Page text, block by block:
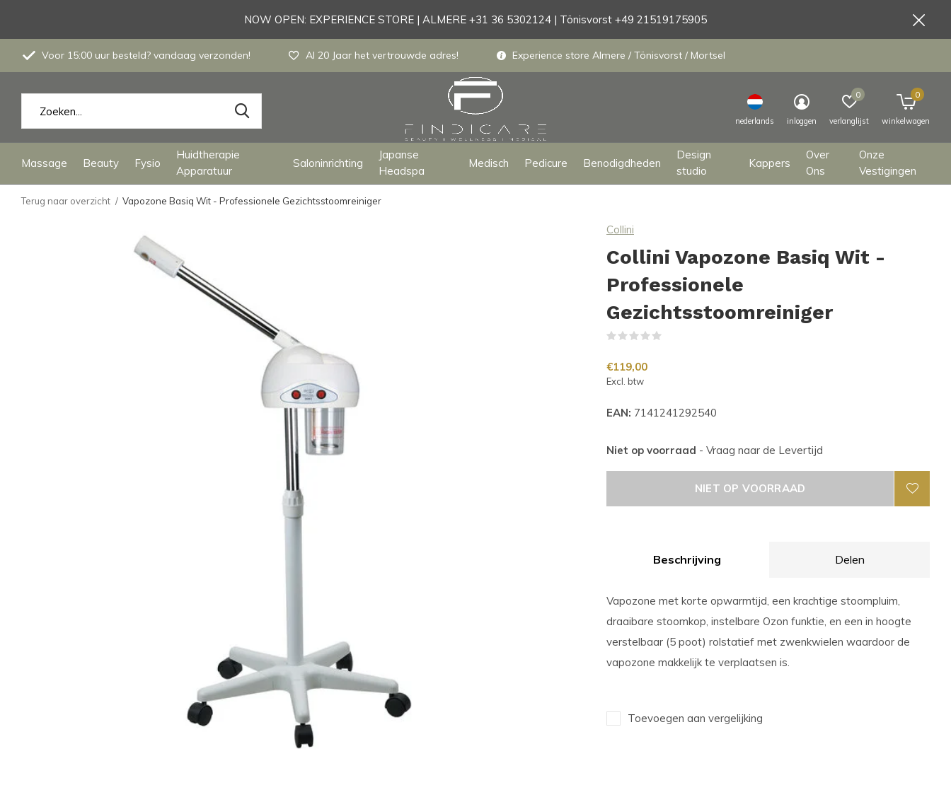
Massage Beauty Fysio
Huidtherapie
Apparatuur
Saloninrichting
Japanse
Headspa
Medisch Pedicure Benodigdheden
Design
studio
Kappers
Over
Ons
Onze
Vestigingen
nederlands inloggen verlanglijst
0
winkelwagen
0
Voor 15:00 uur besteld? vandaag verzonden! Al 20 Jaar het vertrouwde adres! Experience store Almere / Tönisvorst / Mortsel
NOW OPEN: EXPERIENCE STORE | ALMERE +31 36 5302124 | Tönisvorst +49 21519175905
Terug naar overzicht Vapozone Basiq Wit - Professionele Gezichtsstoomreiniger
Collini
Collini Vapozone Basiq Wit -
Professionele
Gezichtsstoomreiniger
€119,00
Excl. btw
EAN: 7141241292540
Niet op voorraad - Vraag naar de Levertijd
NIET OP VOORRAAD
Beschrijving Delen
Vapozone met korte opwarmtijd, een krachtige stoompluim,
draaibare stoomkop, instelbare Ozon funktie, en een in hoogte
verstelbaar (5 poot) rolstatief met zwenkwielen waardoor de
vapozone makkelijk te verplaatsen is.
Toevoegen aan vergelijking